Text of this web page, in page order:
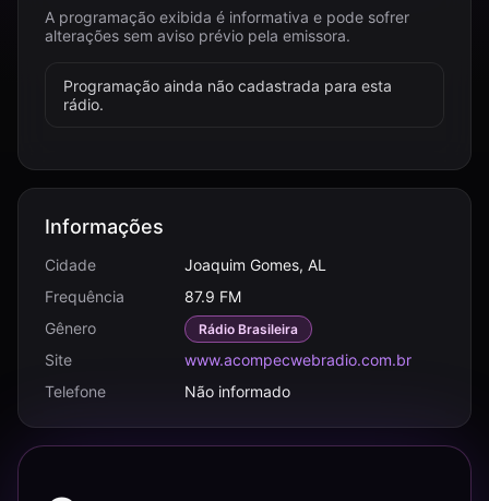
A programação exibida é informativa e pode sofrer
alterações sem aviso prévio pela emissora.
Programação ainda não cadastrada para esta
rádio.
Informações
Cidade
Joaquim Gomes, AL
Frequência
87.9 FM
Gênero
Rádio Brasileira
Site
www.acompecwebradio.com.br
Telefone
Não informado